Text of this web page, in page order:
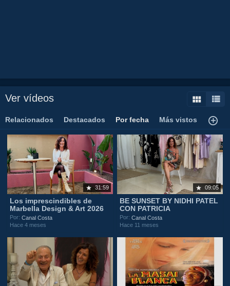
Ver vídeos
Relacionados Destacados Por fecha Más vistos
31:59
Los imprescindibles de
Marbella Design & Art 2026
Por:Canal Costa
Hace 4 meses
09:05
BE SUNSET BY NIDHI PATEL
CON PATRICIA
Por:Canal Costa
Hace 11 meses